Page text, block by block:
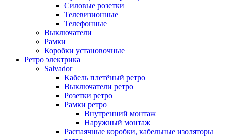
Силовые розетки
Телевизионные
Телефонные
Выключатели
Рамки
Коробки установочные
Ретро электрика
Salvador
Кабель плетёный ретро
Выключатели ретро
Розетки ретро
Рамки ретро
Внутренний монтаж
Наружный монтаж
Распаячные коробки, кабельные изоляторы